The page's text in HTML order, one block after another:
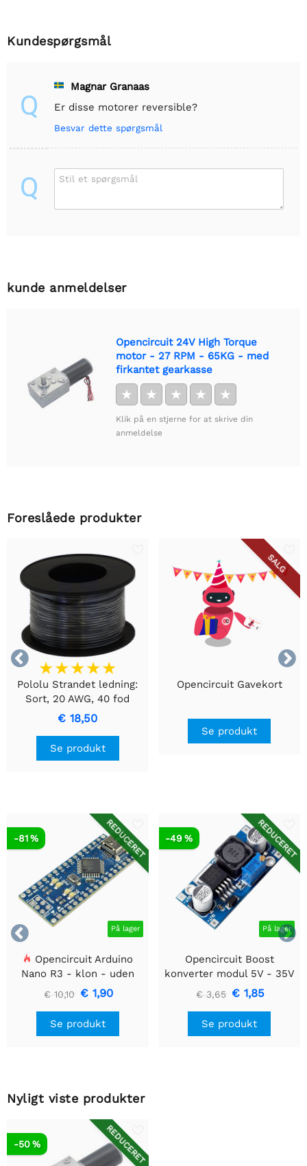
Kundespørgsmål
Q
Magnar Granaas
Er disse motorer reversible?
Besvar dette spørgsmål
Q Stil et spørgsmål
kunde anmeldelser
Opencircuit 24V High Torque
motor - 27 RPM - 65KG - med
firkantet gearkasse
★ ★ ★ ★ ★
Klik på en stjerne for at skrive din
anmeldelse
Foreslåede produkter


Pololu Strandet ledning:
Sort, 20 AWG, 40 fod
€ 18,50
Se produkt
SALG
Opencircuit Gavekort
Se produkt


REDUCERET
På lager
-81 %
Opencircuit Arduino
Nano R3 - klon - uden
headere
€ 10,10 € 1,90
Se produkt
REDUCERET
På lager
-49 %
Opencircuit Boost
konverter modul 5V - 35V
XL6009
€ 3,65 € 1,85
Se produkt
Nyligt viste produkter
REDUCERET
-50 %